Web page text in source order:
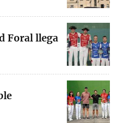
Foral llega